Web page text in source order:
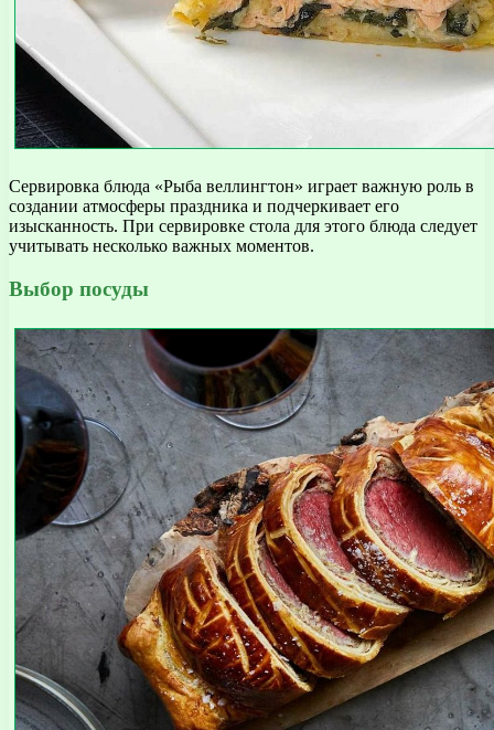
Сервировка блюда «Рыба веллингтон» играет важную роль в
создании атмосферы праздника и подчеркивает его
изысканность. При сервировке стола для этого блюда следует
учитывать несколько важных моментов.
Выбор посуды